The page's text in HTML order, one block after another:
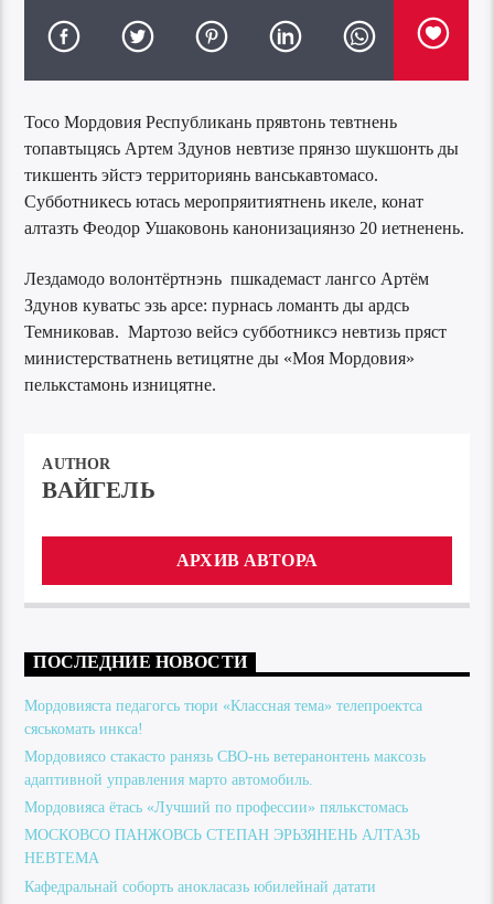
Тосо Мордовия Республикань прявтонь тевтнень
топавтыцясь Артем Здунов невтизе прянзо шукшонть ды
тикшенть эйстэ территориянь ванськавтомасо.
Субботникесь ютась меропряитиятнень икеле, конат
алтазть Феодор Ушаковонь канонизациянзо 20 иетненень.
Лездамодо волонтёртнэнь пшкадемаст лангсо Артём
Здунов куватьс эзь арсе: пурнась ломанть ды ардсь
Темниковав. Мартозо вейсэ субботниксэ невтизь пряст
министерстватнень ветицятне ды «Моя Мордовия»
пелькстамонь изницятне.
AUTHOR
ВАЙГЕЛЬ
АРХИВ АВТОРА
ПОСЛЕДНИЕ НОВОСТИ
Мордовияста педагогсь тюри «Классная тема» телепроектса
сяськомать инкса!
Мордовиясо стакасто ранязь СВО-нь ветеранонтень максозь
адаптивной управления марто автомобиль.
Мордовияса ётась «Лучший по профессии» пялькстомась
МОСКОВСО ПАНЖОВСЬ СТЕПАН ЭРЬЗЯНЕНЬ АЛТАЗЬ
НЕВТЕМА
Кафедральнай соборть анокласазь юбилейнай датати